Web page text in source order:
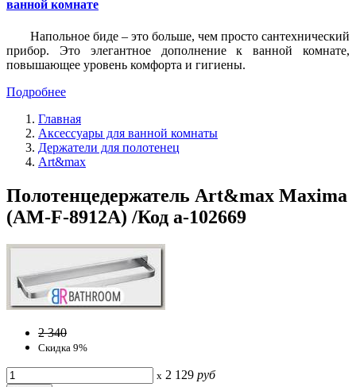
ванной комнате
Напольное биде – это больше, чем просто сантехнический
прибор. Это элегантное дополнение к ванной комнате,
повышающее уровень комфорта и гигиены.
Подробнее
Главная
Аксессуары для ванной комнаты
Держатели для полотенец
Art&max
Полотенцедержатель Art&max Maxima
(AM-F-8912A) /Код a-102669
2 340
Скидка 9%
x 2 129 руб